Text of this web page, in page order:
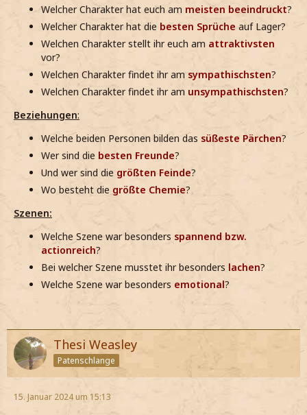
Welcher Charakter hat euch am meisten beeindruckt?
Welcher Charakter hat die besten Sprüche auf Lager?
Welchen Charakter stellt ihr euch am attraktivsten
vor?
Welchen Charakter findet ihr am sympathischsten?
Welchen Charakter findet ihr am unsympathischsten?
Beziehungen:
Welche beiden Personen bilden das süßeste Pärchen?
Wer sind die besten Freunde?
Und wer sind die größten Feinde?
Wo besteht die größte Chemie?
Szenen:
Welche Szene war besonders spannend bzw.
actionreich?
Bei welcher Szene musstet ihr besonders lachen?
Welche Szene war besonders emotional?
Thesi Weasley
Patenschlange
15. Januar 2024 um 15:13